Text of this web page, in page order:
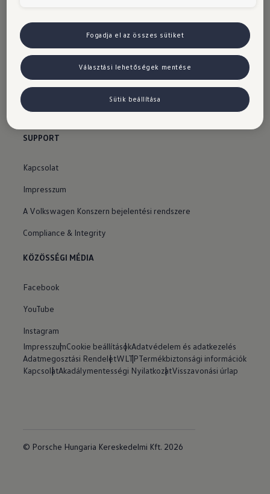
Tanácsadás és vásárlás
Márkakereskedők
Tesztvezetés
Online szervizidőpont-foglalás
SUPPORT
Kapcsolat
Impresszum
A Volkswagen Konszern bejelentési rendszere
Compliance & Integrity
KÖZÖSSÉGI MÉDIA
Facebook
YouTube
Instagram
ImpresszumCookie beállításokAdatvédelem és adatkezelés
Adatmegosztási RendeletWLTPTermékbiztonsági információk
KapcsolatAkadálymentességi NyilatkozatVisszavonási úrlap
© Porsche Hungaria Kereskedelmi Kft. 2026
Fogadja el az összes sütiket
Választási lehetőségek mentése
Sütik beállítása